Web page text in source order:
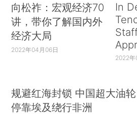
向松祚：宏观经济70
讲，带你了解国内外
经济大局
2022年04月06日
In
2022年
规避红海封锁 中国超大油轮
停靠埃及绕行非洲